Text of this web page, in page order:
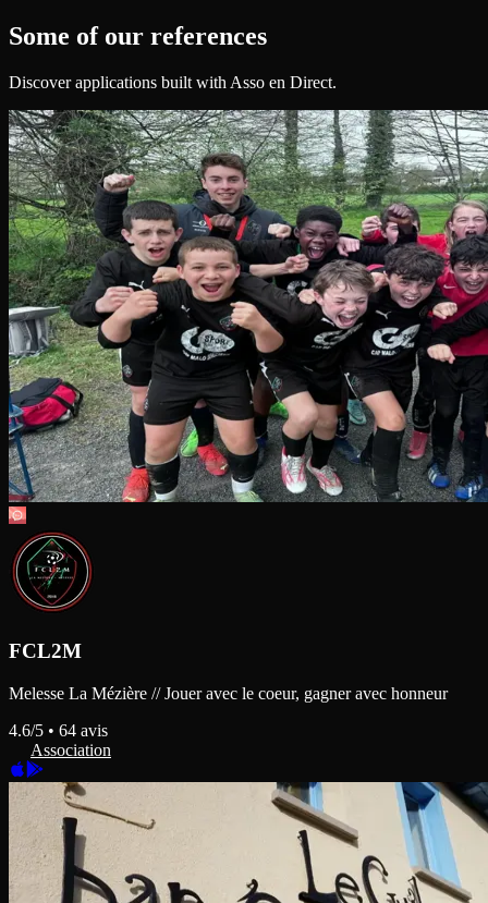
Some of our references
Discover applications built with Asso en Direct.
FCL2M
Melesse La Mézière // Jouer avec le coeur, gagner avec honneur
4.6/5 • 64 avis
Association